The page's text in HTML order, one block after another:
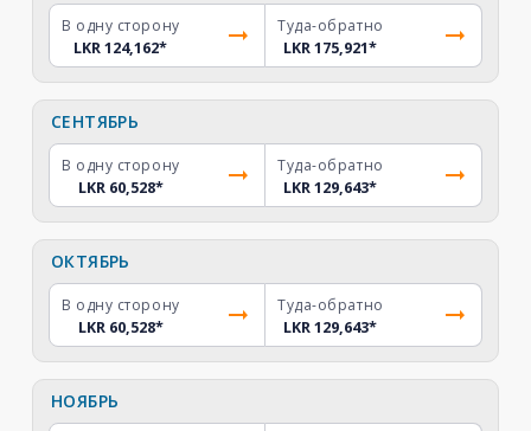
В одну сторону
LKR 124,162*
Туда-обратно
LKR 175,921*
СЕНТЯБРЬ
В одну сторону
LKR 60,528*
Туда-обратно
LKR 129,643*
ОКТЯБРЬ
В одну сторону
LKR 60,528*
Туда-обратно
LKR 129,643*
НОЯБРЬ